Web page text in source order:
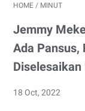
HOME / MINUT
Jemmy
Ada Pansus,
Diselesaikan
18 Oct, 2022